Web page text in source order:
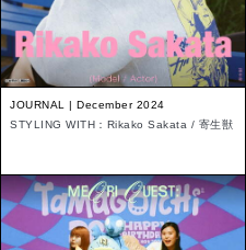
JOURNAL | December 2024
STYLING WITH：Rikako Sakata / 寄生獣